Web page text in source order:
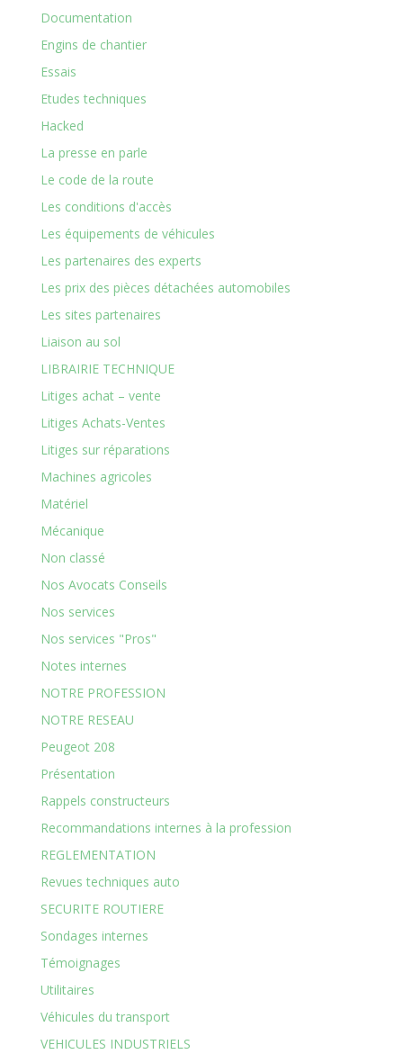
Documentation
Engins de chantier
Essais
Etudes techniques
Hacked
La presse en parle
Le code de la route
Les conditions d'accès
Les équipements de véhicules
Les partenaires des experts
Les prix des pièces détachées automobiles
Les sites partenaires
Liaison au sol
LIBRAIRIE TECHNIQUE
Litiges achat – vente
Litiges Achats-Ventes
Litiges sur réparations
Machines agricoles
Matériel
Mécanique
Non classé
Nos Avocats Conseils
Nos services
Nos services "Pros"
Notes internes
NOTRE PROFESSION
NOTRE RESEAU
Peugeot 208
Présentation
Rappels constructeurs
Recommandations internes à la profession
REGLEMENTATION
Revues techniques auto
SECURITE ROUTIERE
Sondages internes
Témoignages
Utilitaires
Véhicules du transport
VEHICULES INDUSTRIELS